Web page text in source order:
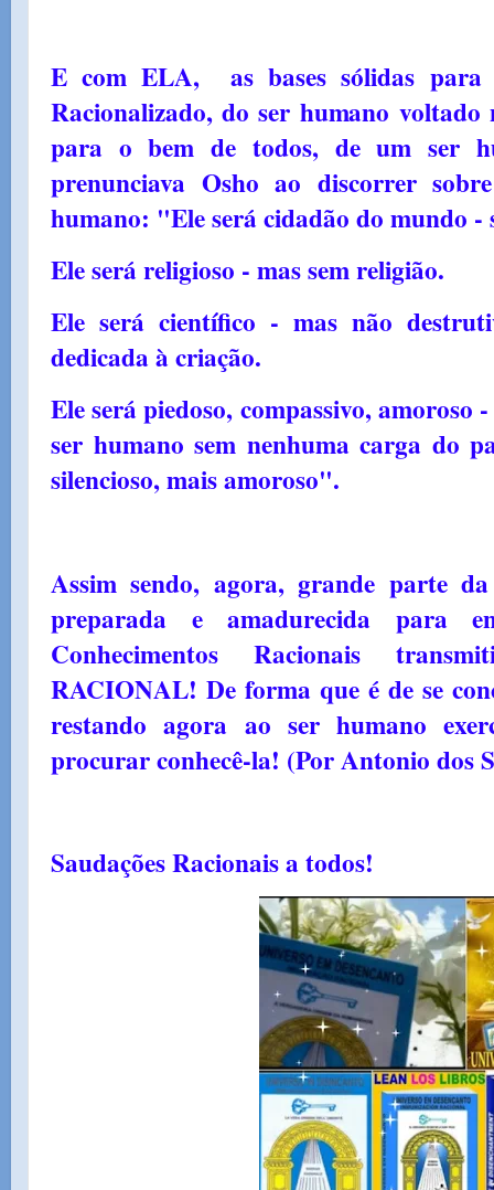
E com ELA, as bases sólidas para
Racionalizado, do ser humano
para o bem de todos, de um ser
prenunciava Osho ao discorrer
humano: "Ele será cidadão do mundo -
Ele será religioso - mas sem religião.
Ele será científico - mas não
dedicada à criação.
Ele será piedoso, compassivo,
ser humano sem nenhuma carga do
silencioso, mais amoroso".
Assim sendo, agora, grande parte
preparada e amadurecida para
Conhecimentos Racionais
RACIONAL! De forma que é de se
restando agora ao ser humano
procurar conhecê-la! (Por Antonio dos
Saudações Racionais a todos!